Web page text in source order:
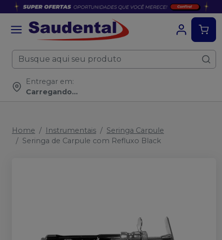
Entregar em:
Carregando...
Home Instrumentais
Seringa Carpule
Seringa de Carpule com Refluxo Black